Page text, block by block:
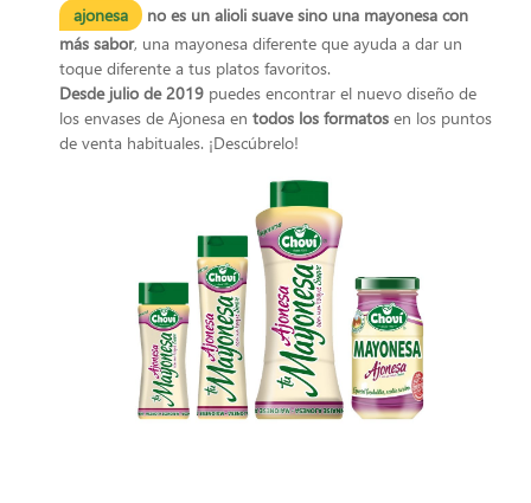
ajonesa
no es un alioli suave sino una mayonesa con
más sabor, una mayonesa diferente que ayuda a dar un
toque diferente a tus platos favoritos.
Desde julio de 2019 puedes encontrar el nuevo diseño de
los envases de Ajonesa en todos los formatos en los puntos
de venta habituales. ¡Descúbrelo!